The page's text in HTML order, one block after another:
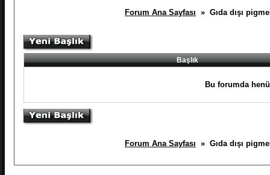
Forum Ana Sayfası » Gıda dışı
Başlık
Bu forumda
Forum Ana Sayfası » Gıda dışı